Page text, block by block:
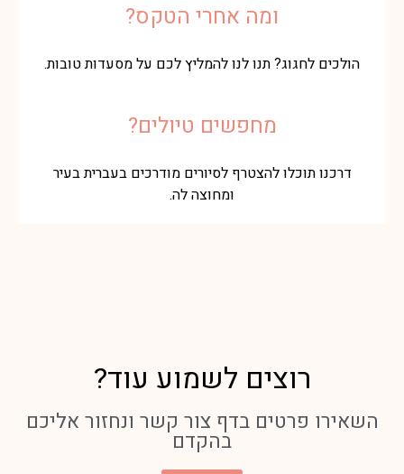
ומה אחרי הטקס?
הולכים לחגוג? תנו לנו להמליץ לכם על מסעדות טובות.
מחפשים טיולים?
דרכנו תוכלו להצטרף לסיורים מודרכים בעברית בעיר
ומחוצה לה.
רוצים לשמוע עוד?
השאירו פרטים בדף צור קשר ונחזור אליכם
בהקדם